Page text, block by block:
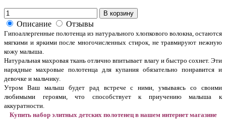
В корзину
Описание Отзывы
Гипоаллергенные полотенца из натурального хлопкового волокна, остаются
мягкими и яркими после многочисленных стирок, не травмируют нежную
кожу малыша.
Натуральная махровая ткань отлично впитывает влагу и быстро сохнет. Эти
нарядные махровые полотенца для купания обязательно понравится и
девочке и мальчику.
Утром Ваш малыш будет рад встрече с ними, умываясь со своими
любимыми героями, что способствует к приучению малыша к
аккуратности.
Купить набор элитных детских полотенец в нашем интернет магазине